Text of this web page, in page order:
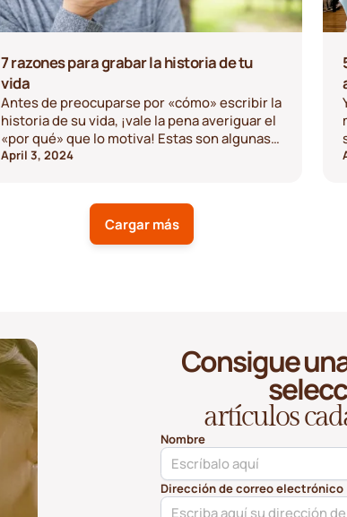
7 razones para grabar la historia de tu
vida
Antes de preocuparse por «cómo» escribir la
historia de su vida, ¡vale la pena averiguar el
«por qué» que lo motiva! Estas son algunas
de las ventajas y razones por las que
April 3, 2024
Cargar más
Consigue
artículos
Nombre
Dirección de correo electrónico